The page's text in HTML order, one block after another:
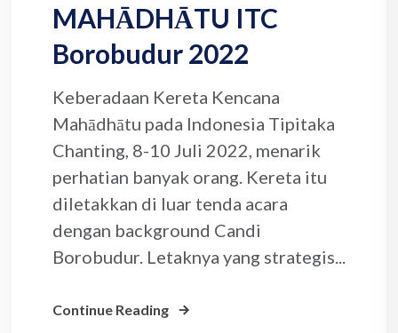
MAHĀDHĀTU ITC
Borobudur 2022
Keberadaan Kereta Kencana
Mahādhātu pada Indonesia Tipitaka
Chanting, 8-10 Juli 2022, menarik
perhatian banyak orang. Kereta itu
diletakkan di luar tenda acara
dengan background Candi
Borobudur. Letaknya yang strategis...
Continue Reading